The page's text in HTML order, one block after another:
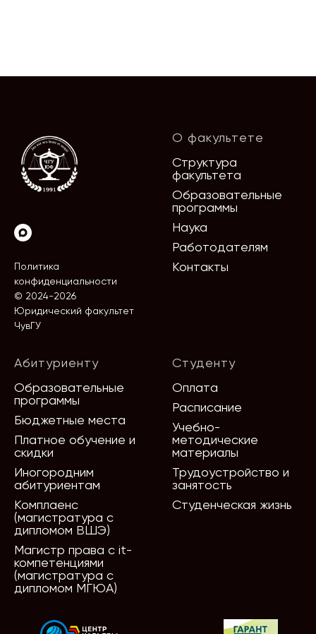
Политика
конфиденциальности
© 2024-2026
Юридический факультет
ЧувГУ
О факультете
Структура
факультета
Образовательные
программы
Наука
Работодателям
Контакты
Абитуриенту
Образовательные
программы
Бюджетные места
Платное обучение и
скидки
Иногородним
абитуриентам
Комплаенс
(магистратура с
дипломом ВШЭ)
Магистр права с it-
компетенциями
(магистратура с
дипломом МГЮА)
Студенту
Оплата
Расписание
Учебно-
методические
материалы
Трудоустройство и
занятость
Студенческая жизнь